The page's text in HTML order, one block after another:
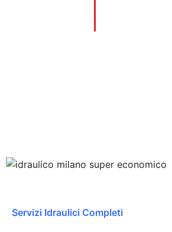
Servizi Idraulici Completi